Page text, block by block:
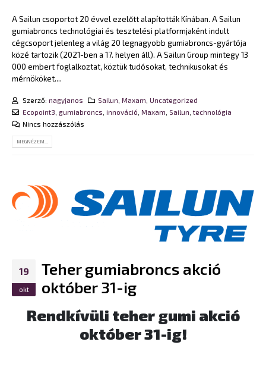
A Sailun csoportot 20 évvel ezelőtt alapították Kínában. A Sailun
gumiabroncs technológiai és tesztelési platformjaként indult
cégcsoport jelenleg a világ 20 legnagyobb gumiabroncs-gyártója
közé tartozik (2021-ben a 17. helyen áll). A Sailun Group mintegy 13
000 embert foglalkoztat, köztük tudósokat, technikusokat és
mérnököket....
Szerző: nagyjanos Sailun ,Maxam ,Uncategorized
Ecopoint3 gumiabroncs innováció Maxam Sailun ,technológia
Nincs hozzászólás
MEGNÉZEM...
19
okt
Teher gumiabroncs akció
október 31-ig
Rendkívüli teher gumi akció
október 31-ig!